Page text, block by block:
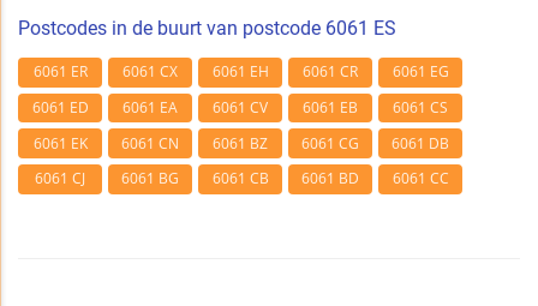
Postcodes in de buurt van postcode 6061 ES
6061 ER 6061 CX 6061 EH 6061 CR
6061 EG
6061 ED
6061 EA 6061 CV 6061 EB
6061 CS
6061 EK
6061 CN 6061 BZ 6061 CG
6061 DB
6061 CJ
6061 BG 6061 CB 6061 BD 6061 CC